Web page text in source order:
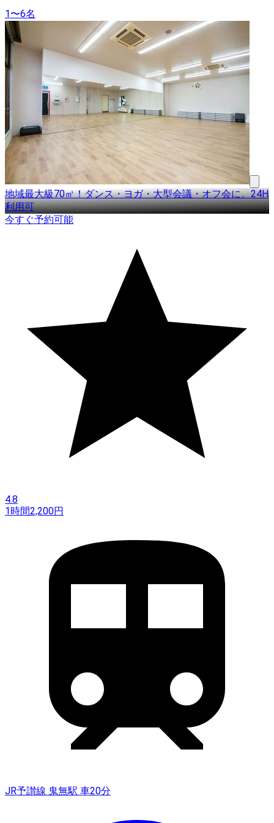
1〜6名
地域最大級70㎡！ダンス・ヨガ・大型会議・オフ会に。24H
利用可
今すぐ予約可能
4.8
1時間2,200円
JR予讃線 鬼無駅 車20分